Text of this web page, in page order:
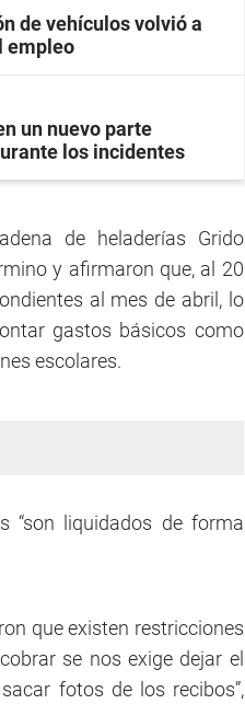
de vehículos volvió a
empleo
un nuevo parte
los incidentes
de heladerías Grido
y afirmaron que, al 20
al mes de abril, lo
gastos básicos como
escolares.
“son liquidados de forma
que existen restricciones
se nos exige dejar el
fotos de los recibos”,